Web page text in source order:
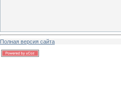
Полная версия сайта